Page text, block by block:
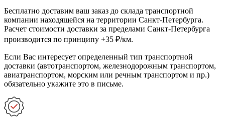
Бесплатно доставим ваш заказ до склада транспортной
компании находящейся на территории Санкт-Петербурга.
Расчет стоимости доставки за пределами Санкт-Петербурга
производится по принципу +35 ₽/км.
Если Вас интересует определенный тип транспортной
доставки (автотранспортом, железнодорожным транспортом,
авиатранспортом, морским или речным транспортом и пр.)
обязательно укажите это в письме.